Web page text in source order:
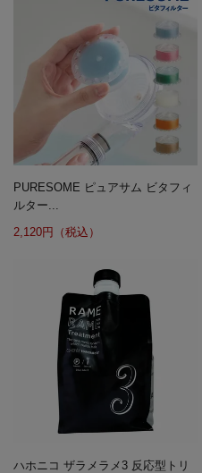
PURESOME ピュアサム ビタフィ
ルター...
2,120円（税込）
ハホニコ ザラメラメ3 反応型トリ